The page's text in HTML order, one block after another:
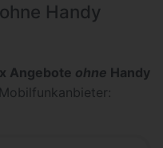
Handy
Angebote ohne Handy